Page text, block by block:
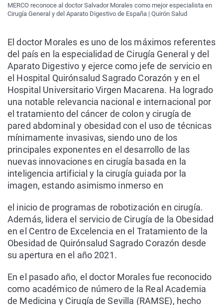
MERCO reconoce al doctor Salvador Morales como mejor especialista en
Cirugía General y del Aparato Digestivo de España | Quirón Salud
El doctor Morales es uno de los máximos referentes
del país en la especialidad de Cirugía General y del
Aparato Digestivo y ejerce como jefe de servicio en
el Hospital Quirónsalud Sagrado Corazón y en el
Hospital Universitario Virgen Macarena. Ha logrado
una notable relevancia nacional e internacional por
el tratamiento del cáncer de colon y cirugía de
pared abdominal y obesidad con el uso de técnicas
mínimamente invasivas, siendo uno de los
principales exponentes en el desarrollo de las
nuevas innovaciones en cirugía basada en la
inteligencia artificial y la cirugía guiada por la
imagen, estando asimismo inmerso en
el inicio de programas de robotización en cirugía.
Además, lidera el servicio de Cirugía de la Obesidad
en el Centro de Excelencia en el Tratamiento de la
Obesidad de Quirónsalud Sagrado Corazón desde
su apertura en el año 2021.
En el pasado año, el doctor Morales fue reconocido
como académico de número de la Real Academia
de Medicina y Cirugía de Sevilla (RAMSE), hecho